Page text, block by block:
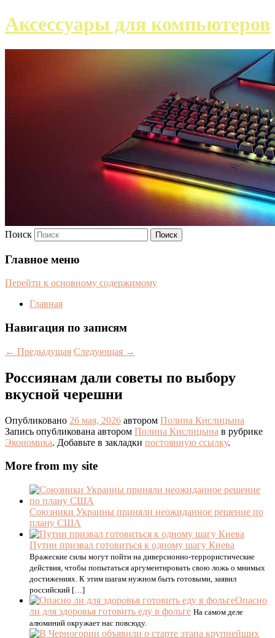
Аксессуары для компьютеров
Поиск
Главное меню
Перейти к основному содержимому
Главная
Навигация по записям
← Предыдущая Следующая →
Россиянам дали советы по выбору
вкусной черешни
Опубликовано 26 мая, 2026 автором Полина Кислицына
Запись опубликована автором Полина Кислицына в рубрике
Экономика. Добавьте в закладки постоянную ссылку.
More from my site
Союзники Украины приняли неожиданное решение по
плану США
Путин призвал готовиться к одному шагу Киева
Вражеские силы могут пойти на диверсионно-террористические
действия, чтобы попытаться аргументировать свою ложь о мнимых
достижениях. К этим шагам нужном быть готовыми, заявил
российский […]
Опасно
ли для здоровья готовить еду в фольге На самом деле
алюминий окружает нас повсюду.